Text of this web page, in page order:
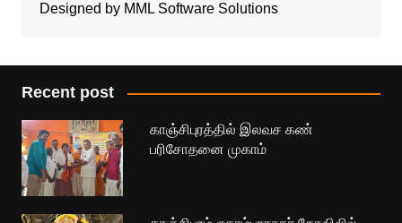
Designed by MML Software Solutions
Recent post
காஞ்சிபுரத்தில் இலவச கண்
பரிசோதனை முகாம்